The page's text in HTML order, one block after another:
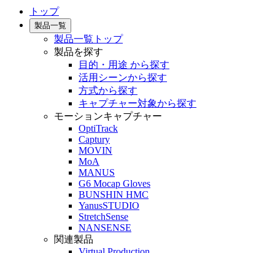
トップ
製品一覧
製品一覧トップ
製品を探す
目的・用途 から探す
活用シーンから探す
方式から探す
キャプチャー対象から探す
モーションキャプチャー
OptiTrack
Captury
MOVIN
MoA
MANUS
G6 Mocap Gloves
BUNSHIN HMC
YanusSTUDIO
StretchSense
NANSENSE
関連製品